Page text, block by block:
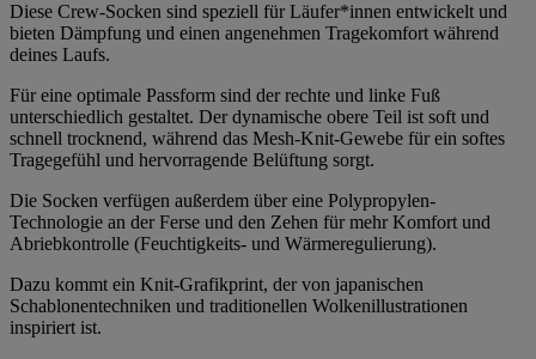
Diese Crew-Socken sind speziell für Läufer*innen entwickelt und
bieten Dämpfung und einen angenehmen Tragekomfort während
deines Laufs.
Für eine optimale Passform sind der rechte und linke Fuß
unterschiedlich gestaltet. Der dynamische obere Teil ist soft und
schnell trocknend, während das Mesh-Knit-Gewebe für ein softes
Tragegefühl und hervorragende Belüftung sorgt.
Die Socken verfügen außerdem über eine Polypropylen-
Technologie an der Ferse und den Zehen für mehr Komfort und
Abriebkontrolle (Feuchtigkeits- und Wärmeregulierung).
Dazu kommt ein Knit-Grafikprint, der von japanischen
Schablonentechniken und traditionellen Wolkenillustrationen
inspiriert ist.